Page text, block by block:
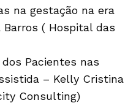
na gestação na era
Barros ( Hospital das
Pacientes nas
– Kelly Cristina
Consulting)